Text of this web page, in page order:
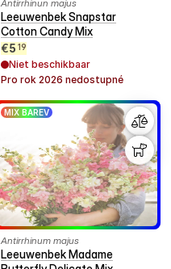
Antirrhinun majus
Leeuwenbek Snapstar
Cotton Candy Mix
€5 19
Niet beschikbaar
Pro rok 2026 nedostupné
MIX BAREV
Antirrhinum majus
Leeuwenbek Madame